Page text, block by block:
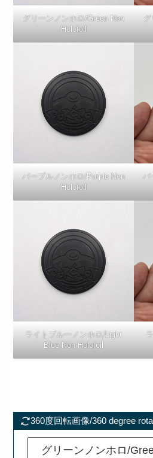
グリーンノンホロ/Green Non
Holofoil
パープルノンホロ/Purple Non
Holofoil
パ
ライトブルーノンホロ/Light
Blue Non Holofoil
360度回転画像/360 degree
グリーンノンホロ/